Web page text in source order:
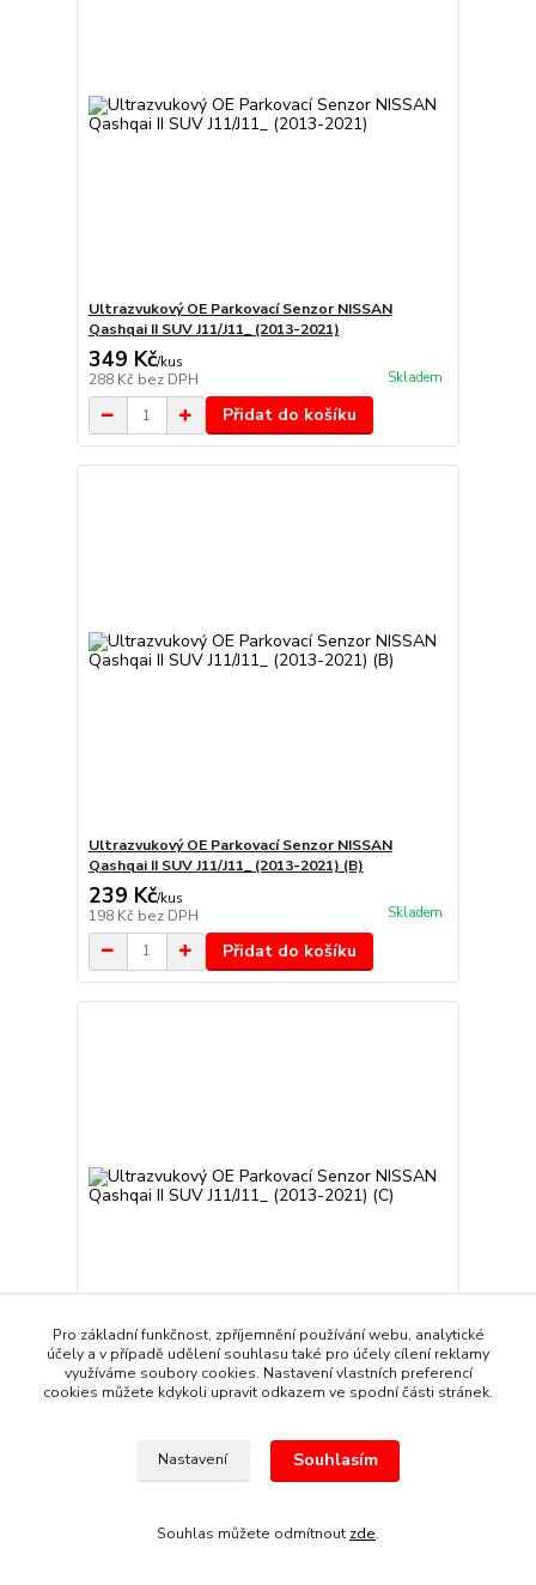
Ultrazvukový OE Parkovací Senzor NISSAN
Qashqai II SUV J11/J11_ (2013-2021)
349 Kč/kus
288 Kč bez DPH Skladem
Přidat do košíku
Ultrazvukový OE Parkovací Senzor NISSAN
Qashqai II SUV J11/J11_ (2013-2021) (B)
239 Kč/kus
198 Kč bez DPH Skladem
Přidat do košíku
Ultrazvukový OE Parkovací Senzor NISSAN
Qashqai II SUV J11/J11_ (2013-2021) (C)
bez DPH Skladem
Přidat do košíku
Pro základní funkčnost, zpříjemnění používání webu, analytické
účely a v případě udělení souhlasu také pro účely cílení reklamy
využíváme soubory cookies. Nastavení vlastních preferencí
cookies můžete kdykoli upravit odkazem ve spodní části stránek.
Nastavení Souhlasím
Souhlas můžete odmítnout zde.